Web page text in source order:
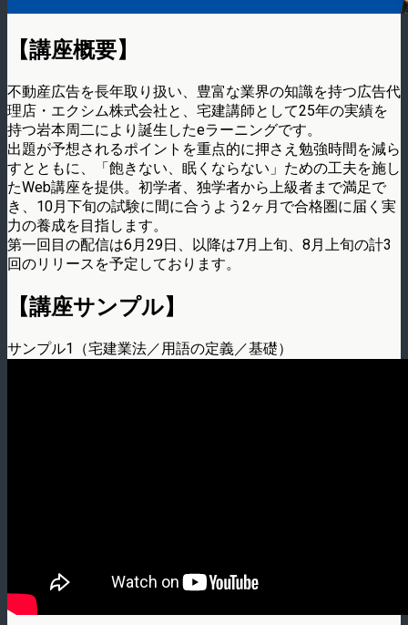
【講座概要】
不動産広告を長年取り扱い、豊富な業界の知識を持つ広告代
理店・エクシム株式会社と、宅建講師として25年の実績を
持つ岩本周二により誕生したeラーニングです。
出題が予想されるポイントを重点的に押さえ勉強時間を減ら
すとともに、「飽きない、眠くならない」ための工夫を施し
たWeb講座を提供。初学者、独学者から上級者まで満足で
き、10月下旬の試験に間に合うよう2ヶ月で合格圏に届く実
力の養成を目指します。
第一回目の配信は6月29日、以降は7月上旬、8月上旬の計3
回のリリースを予定しております。
【講座サンプル】
サンプル1（宅建業法／用語の定義／基礎）